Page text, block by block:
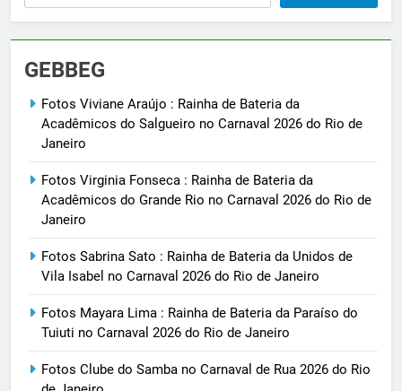
GEBBEG
Fotos Viviane Araújo : Rainha de Bateria da
Acadêmicos do Salgueiro no Carnaval 2026 do Rio de
Janeiro
Fotos Virginia Fonseca : Rainha de Bateria da
Acadêmicos do Grande Rio no Carnaval 2026 do Rio de
Janeiro
Fotos Sabrina Sato : Rainha de Bateria da Unidos de
Vila Isabel no Carnaval 2026 do Rio de Janeiro
Fotos Mayara Lima : Rainha de Bateria da Paraíso do
Tuiuti no Carnaval 2026 do Rio de Janeiro
Fotos Clube do Samba no Carnaval de Rua 2026 do Rio